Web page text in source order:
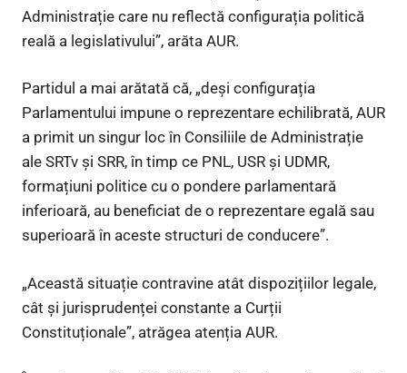
Administrație care nu reflectă configurația politică
reală a legislativului”, arăta AUR.
Partidul a mai arătată că, „deși configurația
Parlamentului impune o reprezentare echilibrată, AUR
a primit un singur loc în Consiliile de Administrație
ale SRTv și SRR, în timp ce PNL, USR și UDMR,
formațiuni politice cu o pondere parlamentară
inferioară, au beneficiat de o reprezentare egală sau
superioară în aceste structuri de conducere”.
„Această situație contravine atât dispozițiilor legale,
cât și jurisprudenței constante a Curții
Constituționale”, atrăgea atenția AUR.